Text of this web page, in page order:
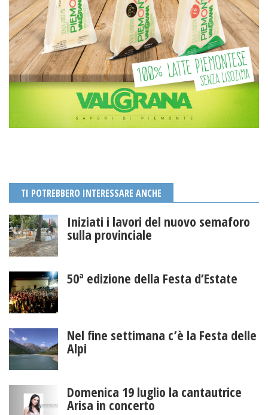
TI POTREBBERO INTERESSARE ANCHE
Iniziati i lavori del nuovo semaforo
sulla provinciale
50ª edizione della Festa d’Estate
Nel fine settimana c’è la Festa delle
Alpi
Domenica 19 luglio la cantautrice
Arisa in concerto